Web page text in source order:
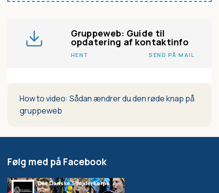
Gruppeweb: Guide til
opdatering af kontaktinfo
HENT SEND PÅ MAIL
How to video: Sådan ændrer du den røde knap på
gruppeweb
Følg med på Facebook